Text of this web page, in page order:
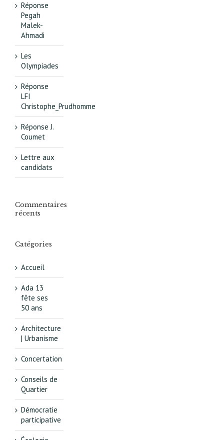
Réponse
Pegah
Malek-
Ahmadi
Les
Olympiades
Réponse
LFI
Christophe_Prudhomme
Réponse J.
Coumet
Lettre aux
candidats
Commentaires
récents
Catégories
Accueil
Ada 13
fête ses
50 ans
Architecture
| Urbanisme
Concertation
Conseils de
Quartier
Démocratie
participative